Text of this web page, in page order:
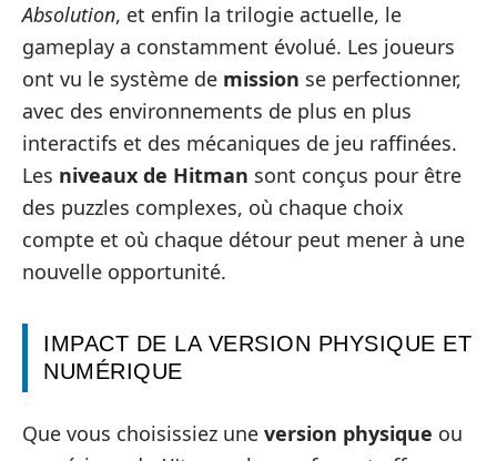
Absolution, et enfin la trilogie actuelle, le
gameplay a constamment évolué. Les joueurs
ont vu le système de mission se perfectionner,
avec des environnements de plus en plus
interactifs et des mécaniques de jeu raffinées.
Les niveaux de Hitman sont conçus pour être
des puzzles complexes, où chaque choix
compte et où chaque détour peut mener à une
nouvelle opportunité.
IMPACT DE LA VERSION PHYSIQUE ET
NUMÉRIQUE
Que vous choisissiez une version physique ou